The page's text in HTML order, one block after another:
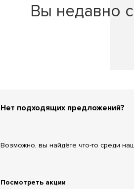
Вы недавно
Нет подходящих предложений?
Возможно, вы найдёте что-то среди
Посмотреть акции